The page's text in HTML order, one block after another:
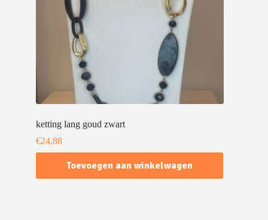
ketting lang goud zwart
€24,88
Toevoegen aan winkelwagen